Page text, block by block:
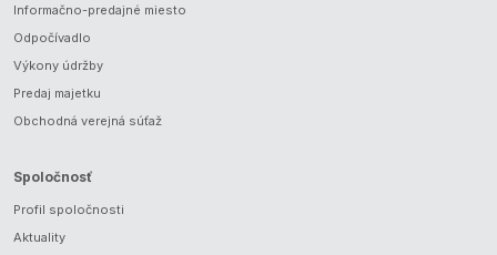
Informačno-predajné miesto
Odpočívadlo
Výkony údržby
Predaj majetku
Obchodná verejná súťaž
Spoločnosť
Profil spoločnosti
Aktuality